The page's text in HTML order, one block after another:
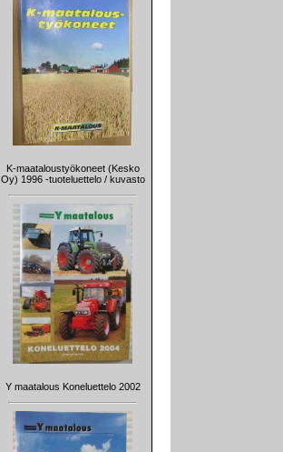
K-maataloustyökoneet (Kesko
Oy) 1996 -tuoteluettelo / kuvasto
Y maatalous Koneluettelo 2002